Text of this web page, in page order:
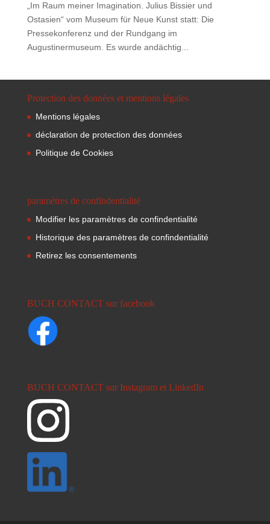
„Im Raum meiner Imagination. Julius Bissier und
Ostasien“ vom Museum für Neue Kunst statt: Die
Pressekonferenz und der Rundgang im
Augustinermuseum. Es wurde andächtig...
Protection des données et mentions légales
Mentions légales
déclaration de protection des données
Politique de Cookies
paramètres de confindentialité
Modifier les paramètres de confindentialité
Historique des paramètres de confindentialité
Retirez les consentements
BUCH CONTACT sur facebook
BUCH CONTACT sur Instagram et LinkedIn